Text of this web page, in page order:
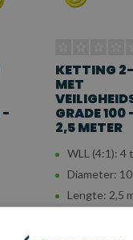
-
KETTING
MET
GRADE
2,5 METER
WLL (4:1): 4
Diameter: 10
Lengte: 2,5